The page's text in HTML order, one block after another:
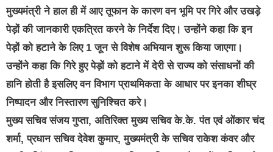
मुख्यमंत्री ने हाल ही में आए तूफान के कारण वन भूमि पर गिरे और उखड़े
पेड़ों की जानकारी एकत्रित करने के निर्देश दिए। उन्होंने कहा कि इन
पेड़ों को हटाने के लिए 1 जून से विशेष अभियान शुरू किया जाएगा।
उन्होंने कहा कि गिरे हुए पेड़ों को हटाने में देरी से राज्य को संसाधनों की
हानि होती है इसलिए वन विभाग प्राथमिकता के आधार पर इनका शीघ्र
निष्पादन और निस्तारण सुनिश्चित करे।
मुख्य सचिव संजय गुप्ता, अतिरिक्त मुख्य सचिव के.के. पंत एवं ओंकार चंद
शर्मा, प्रधान सचिव देवेश कुमार, मुख्यमंत्री के सचिव राकेश कंवर और